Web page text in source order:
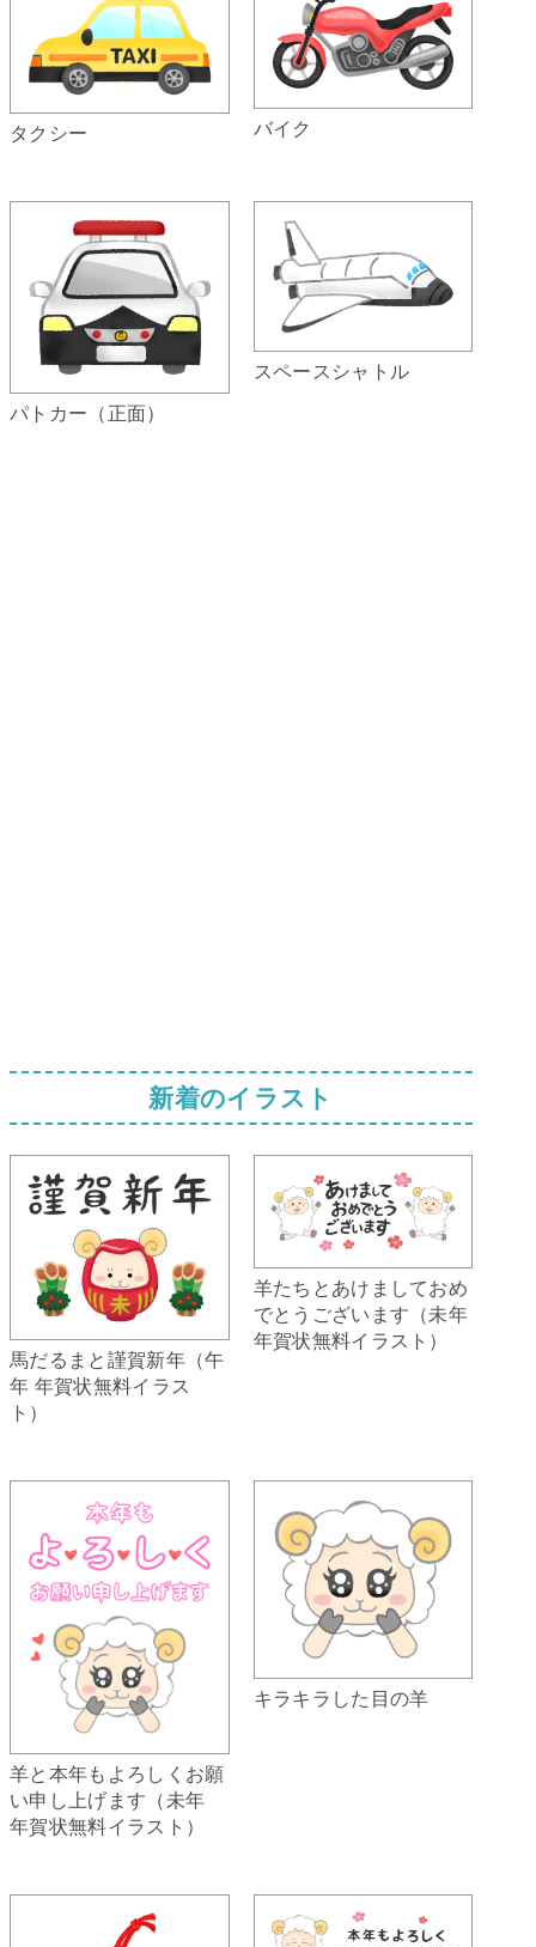
タクシー バイク
パトカー（正面）
スペースシャトル
新着のイラスト
馬だるまと謹賀新年（午
年 年賀状無料イラス
ト）
羊たちとあけましておめ
でとうございます（未年
年賀状無料イラスト）
羊と本年もよろしくお願
い申し上げます（未年
年賀状無料イラスト）
キラキラした目の羊